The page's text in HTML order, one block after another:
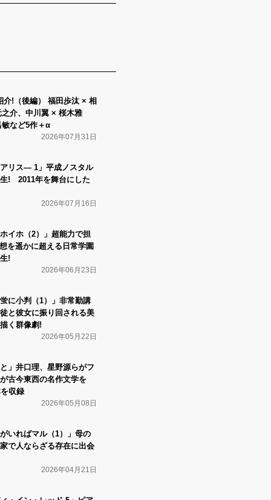
介!（後編） 福田歩汰 × 相
介、中川翼 × 桜木雅
など5作＋α
2026年07月31日
リス― 1」平成ノスタル
! 2011年を舞台にした
2026年07月16日
イホ（2）」超能力で担
を遥かに超える日常学園
!
2026年06月23日
に小判（1）」非常勤講
と彼女に振り回される美
く群像劇!
2026年05月22日
」井口理、星野源らがフ
古今東西の名作文学を
収録
2026年05月08日
いればマル（1）」母の
で人ならざる存在に出会
2026年04月21日